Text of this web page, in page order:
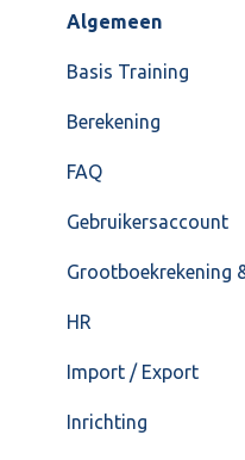
VoorraadService &
Jaarafsluiting
Salarisberekening
Overig
FAQ – Beëindiging
Algemeen
Basis Training
Berekening
FAQ
Gebruikersaccount
Grootboekrekening
HR
Import / Export
Inrichting